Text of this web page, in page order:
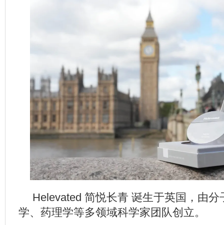
Helevated 简悦长青 诞生于英国，由分
学、药理学等多领域科学家团队创立。